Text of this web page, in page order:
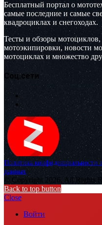
Бесплатный портал о
самые последние и самые
квадроциклах и снегоходах.
Тесты и обзоры
мотоэкипировки, новости
мотоциклах и множество
Соц.сети
Политика конфиденциальности
данных
© Copyright 2026, All Rights
Back to top button
Close
Войти